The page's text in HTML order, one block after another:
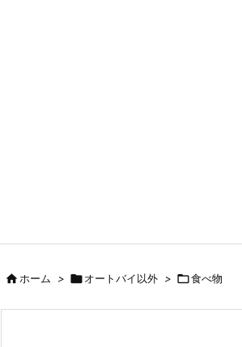
ホーム > オートバイ以外 > 食べ物